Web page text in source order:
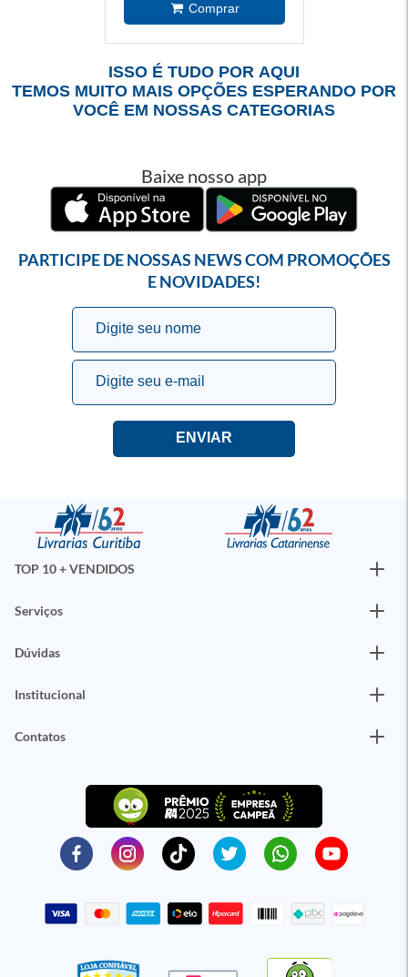
ISSO É TUDO POR AQUI
TEMOS MUITO MAIS OPÇÕES ESPERANDO POR
VOCÊ EM NOSSAS CATEGORIAS
Baixe nosso app
PARTICIPE DE NOSSAS NEWS COM PROMOÇÕES
E NOVIDADES!
TOP 10 + VENDIDOS
Serviços
Dúvidas
Institucional
Contatos